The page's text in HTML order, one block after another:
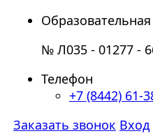
№ Л035 - 01277 -
Телефон
+7 (8442) 61-
Заказать звонок Вход